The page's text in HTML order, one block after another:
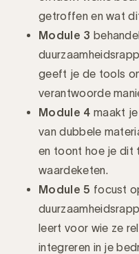
getroffen en wat
Module 3
geeft je de tools
verantwoorde
Module 4 maakt
van dubbele
en toont hoe je dit
waardeketen.
Module 5 focust
leert voor wie ze
integreren in je